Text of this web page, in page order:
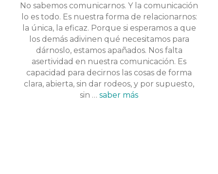
No sabemos comunicarnos. Y la comunicación
lo es todo. Es nuestra forma de relacionarnos:
la única, la eficaz. Porque si esperamos a que
los demás adivinen qué necesitamos para
dárnoslo, estamos apañados. Nos falta
asertividad en nuestra comunicación. Es
capacidad para decirnos las cosas de forma
clara, abierta, sin dar rodeos, y por supuesto,
sin … saber más